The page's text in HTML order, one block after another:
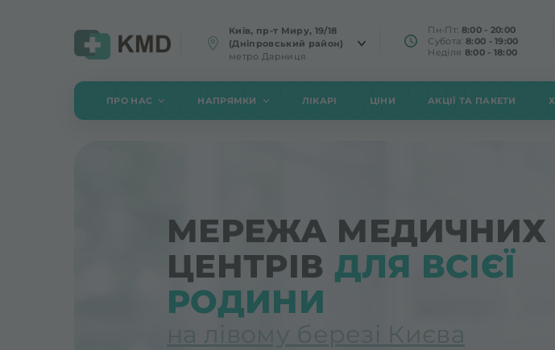
Київ, пр-т Миру, 19/18
(Дніпровський район)
метро Дарниця
Пн-Пт: 8:00 - 20:00
Субота: 8:00 - 19:00
Неділя 8:00 - 18:00
ПРО НАС НАПРЯМКИ ЛІКАРІ ЦІНИ АКЦІЇ ТА ПАКЕТИ
МЕРЕЖА МЕДИЧНИХ
ЦЕНТРІВ ДЛЯ ВСІЄЇ
РОДИНИ
на лівому березі Києва